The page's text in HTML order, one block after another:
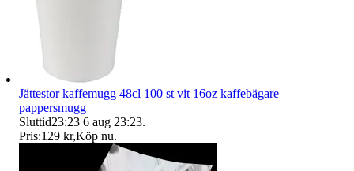
Jättestor kaffemugg 48cl 100 st vit 16oz kaffebägare
pappersmugg
Sluttid23:23 6 aug 23:23.
Pris:129 kr,Köp nu.